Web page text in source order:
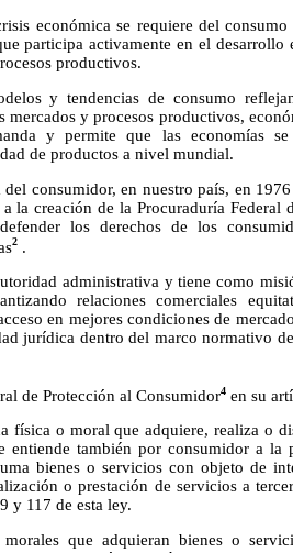
económica se requiere del
participa activamente en el
productivos.
y tendencias de consumo
mercados y procesos productivos,
y permite que las economías
de productos a nivel mundial.
consumidor, en nuestro país, en
la creación de la Procuraduría Federal
los derechos de los
2 .
administrativa y tiene como
relaciones comerciales
en mejores condiciones de
jurídica dentro del marco normativo
de Protección al Consumidor4 en su
física o moral que adquiere, realiza o
entiende también por consumidor a la
bienes o servicios con objeto de
o prestación de servicios a
y 117 de esta ley.
morales que adquieran bienes o